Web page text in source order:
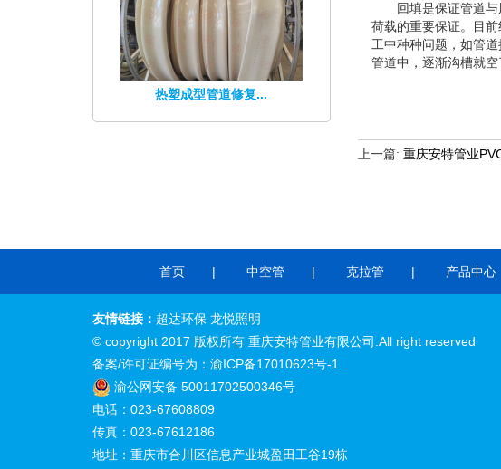
热塑成型管道修复...
回填是保证管道
荷载的重要保证。目
工中种种问题，如管
管道中，逐渐沟槽就
上一篇: 重庆安特管业
首页 中空管 克拉管 产品中心
友情链接： 超达环保 龙悦照明
© copyright 2017 版权所有 重庆安特管业有限公司.All right reserved
备案/许可证编号为： 渝ICP备17010623号-1
渝公网安备 50011702500346号
电话：023-67608809
传真：023-67612186
地址：重庆市合川区信息产业城盈田工谷19栋